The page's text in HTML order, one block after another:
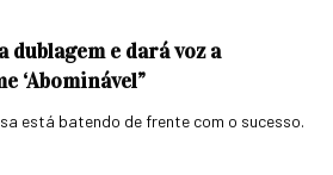
dublagem e dará voz a
‘Abominável”
está batendo de frente com o sucesso.